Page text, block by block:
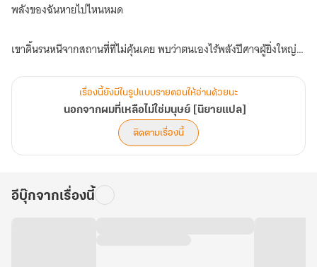
พลังของฉันหายไปไหนหมด
เขาดิ้นรนหนีจากสถานที่ที่ไม่คุ้นเคย พบว่าตนเองไร้พลังปีศาจผู้ยิ่งใหญ่
ทว่าเมื่อสูญเสีย ย่อมต้องทวงกลับคืน
เว่ยหวนหาทางกลับไปยังแดนปีศาจ และได้พบกับผู้คนที่เขาคุ้นเคยใน
ก่อนได้รู้ว่าตนเองตายไปพร้อมกับได้ชื่อว่าเป็น ‘ผู้ทรยศ’
เรื่องนี้ยังมีในรูปแบบรายตอนให้อ่านด้วยนะ
นอกจากผมที่เหลือไม่ใช่มนุษย์ [นิยายแปล]
ติดตามเรื่องนี้
อีบุ๊กจากเรื่องนี้